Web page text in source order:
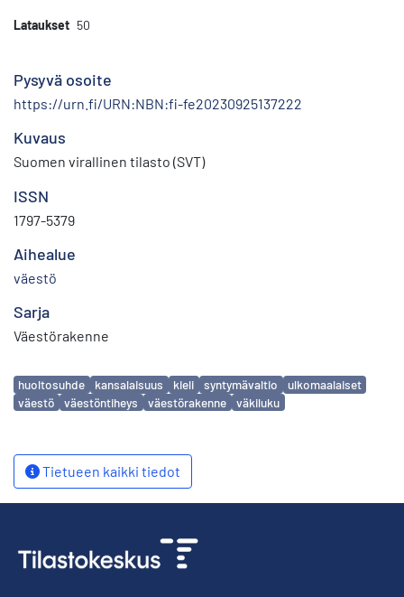
Lataukset 50
Pysyvä osoite
https://urn.fi/URN:NBN:fi-fe20230925137222
Kuvaus
Suomen virallinen tilasto (SVT)
ISSN
1797-5379
Aihealue
väestö
Sarja
Väestörakenne
Avainsanat
huoltosuhde kansalaisuus kieli syntymävaltio
ulkomaalaiset
väestö
väestöntiheys väestörakenne väkiluku
Tietueen kaikki tiedot